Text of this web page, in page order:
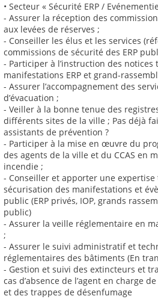
• Secteur « Sécurité ERP /
- Assurer la réception des
aux levées de réserves ;
- Conseiller les élus et les services
commissions de sécurité des ERP
- Participer à l’instruction des
manifestations ERP et grand-
- Assurer l’accompagnement des
d’évacuation ;
- Veiller à la bonne tenue des
différents sites de la ville ; Pas déjà
assistants de prévention ?
- Participer à la mise en œuvre du
des agents de la ville et du CCAS en
incendie ;
- Conseiller et apporter une
sécurisation des manifestations et
public (ERP privés, IOP, grands
public)
- Assurer la veille réglementaire en
;
- Assurer le suivi administratif et
réglementaires des bâtiments (En
- Gestion et suivi des extincteurs et
cas d’absence de l’agent en charge
et des trappes de désenfumage